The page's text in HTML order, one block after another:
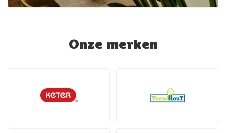
Onze merken